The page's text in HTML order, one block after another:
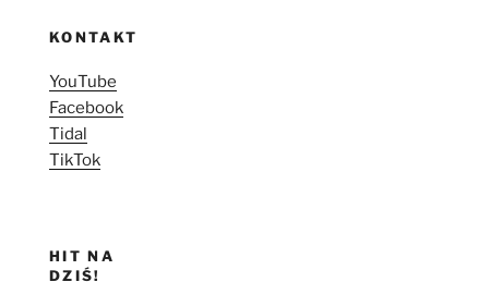
KONTAKT
YouTube
Facebook
Tidal
TikTok
HIT NA
DZIŚ!